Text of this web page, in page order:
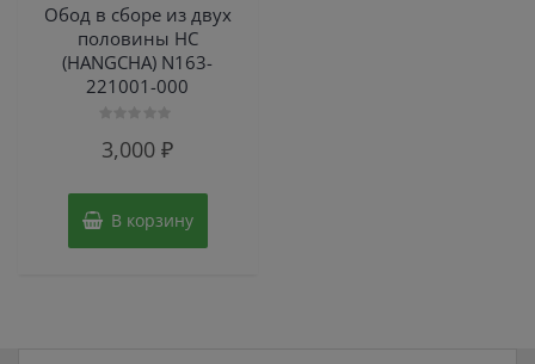
Обод в сборе из двух
половины HC
(HANGCHA) N163-
221001-000
0
из
3,000₽
В корзину